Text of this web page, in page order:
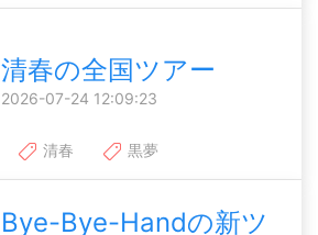
清春の全国ツアー
2026-07-24 12:09:23
清春 黒夢
Bye-Bye-Handの新ツ